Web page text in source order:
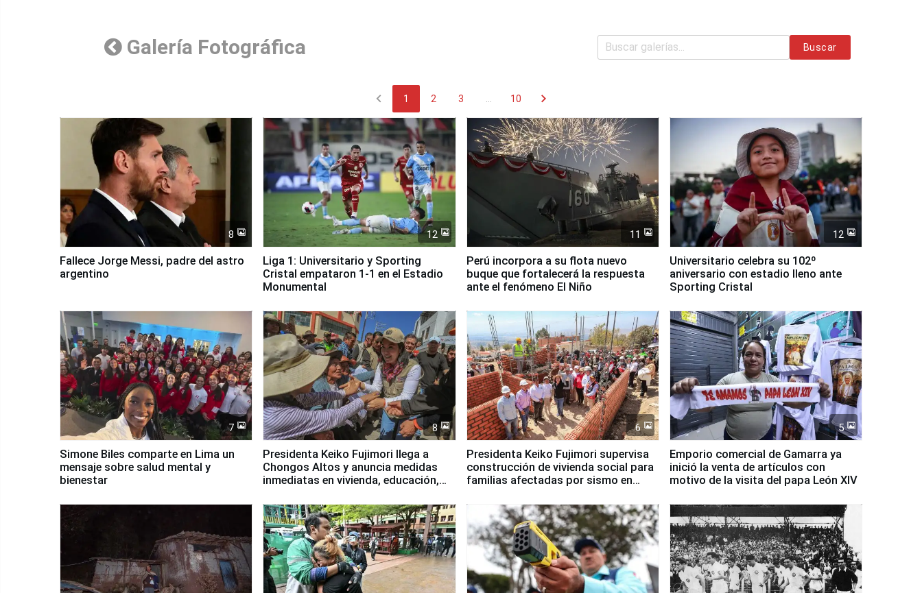
Galería Fotográfica Buscar
chevron_left 1 2 3 10 chevron_right
8
Fallece Jorge Messi, padre del astro
argentino
12
Liga 1: Universitario y Sporting
Cristal empataron 1-1 en el Estadio
Monumental
11
Perú incorpora a su flota nuevo
buque que fortalecerá la respuesta
ante el fenómeno El Niño
12
Universitario celebra su 102º
aniversario con estadio lleno ante
Sporting Cristal
7
Simone Biles comparte en Lima un
mensaje sobre salud mental y
bienestar
8
Presidenta Keiko Fujimori llega a
Chongos Altos y anuncia medidas
inmediatas en vivienda, educación,
6
Presidenta Keiko Fujimori supervisa
construcción de vivienda social para
familias afectadas por sismo en
5
Emporio comercial de Gamarra ya
inició la venta de artículos con
motivo de la visita del papa León XIV